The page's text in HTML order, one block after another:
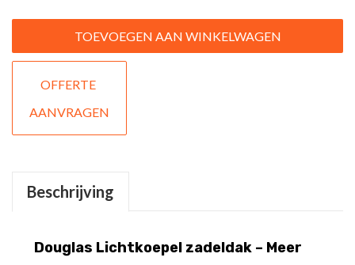
200x130
aantal
TOEVOEGEN AAN WINKELWAGEN
OFFERTE
AANVRAGEN
Beschrijving
Douglas Lichtkoepel zadeldak – Meer